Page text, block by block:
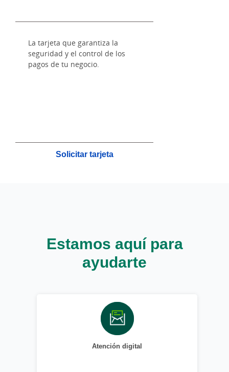
La tarjeta que garantiza la
seguridad y el control de los
pagos de tu negocio.
Solicitar tarjeta
Estamos aquí para
ayudarte
Atención digital